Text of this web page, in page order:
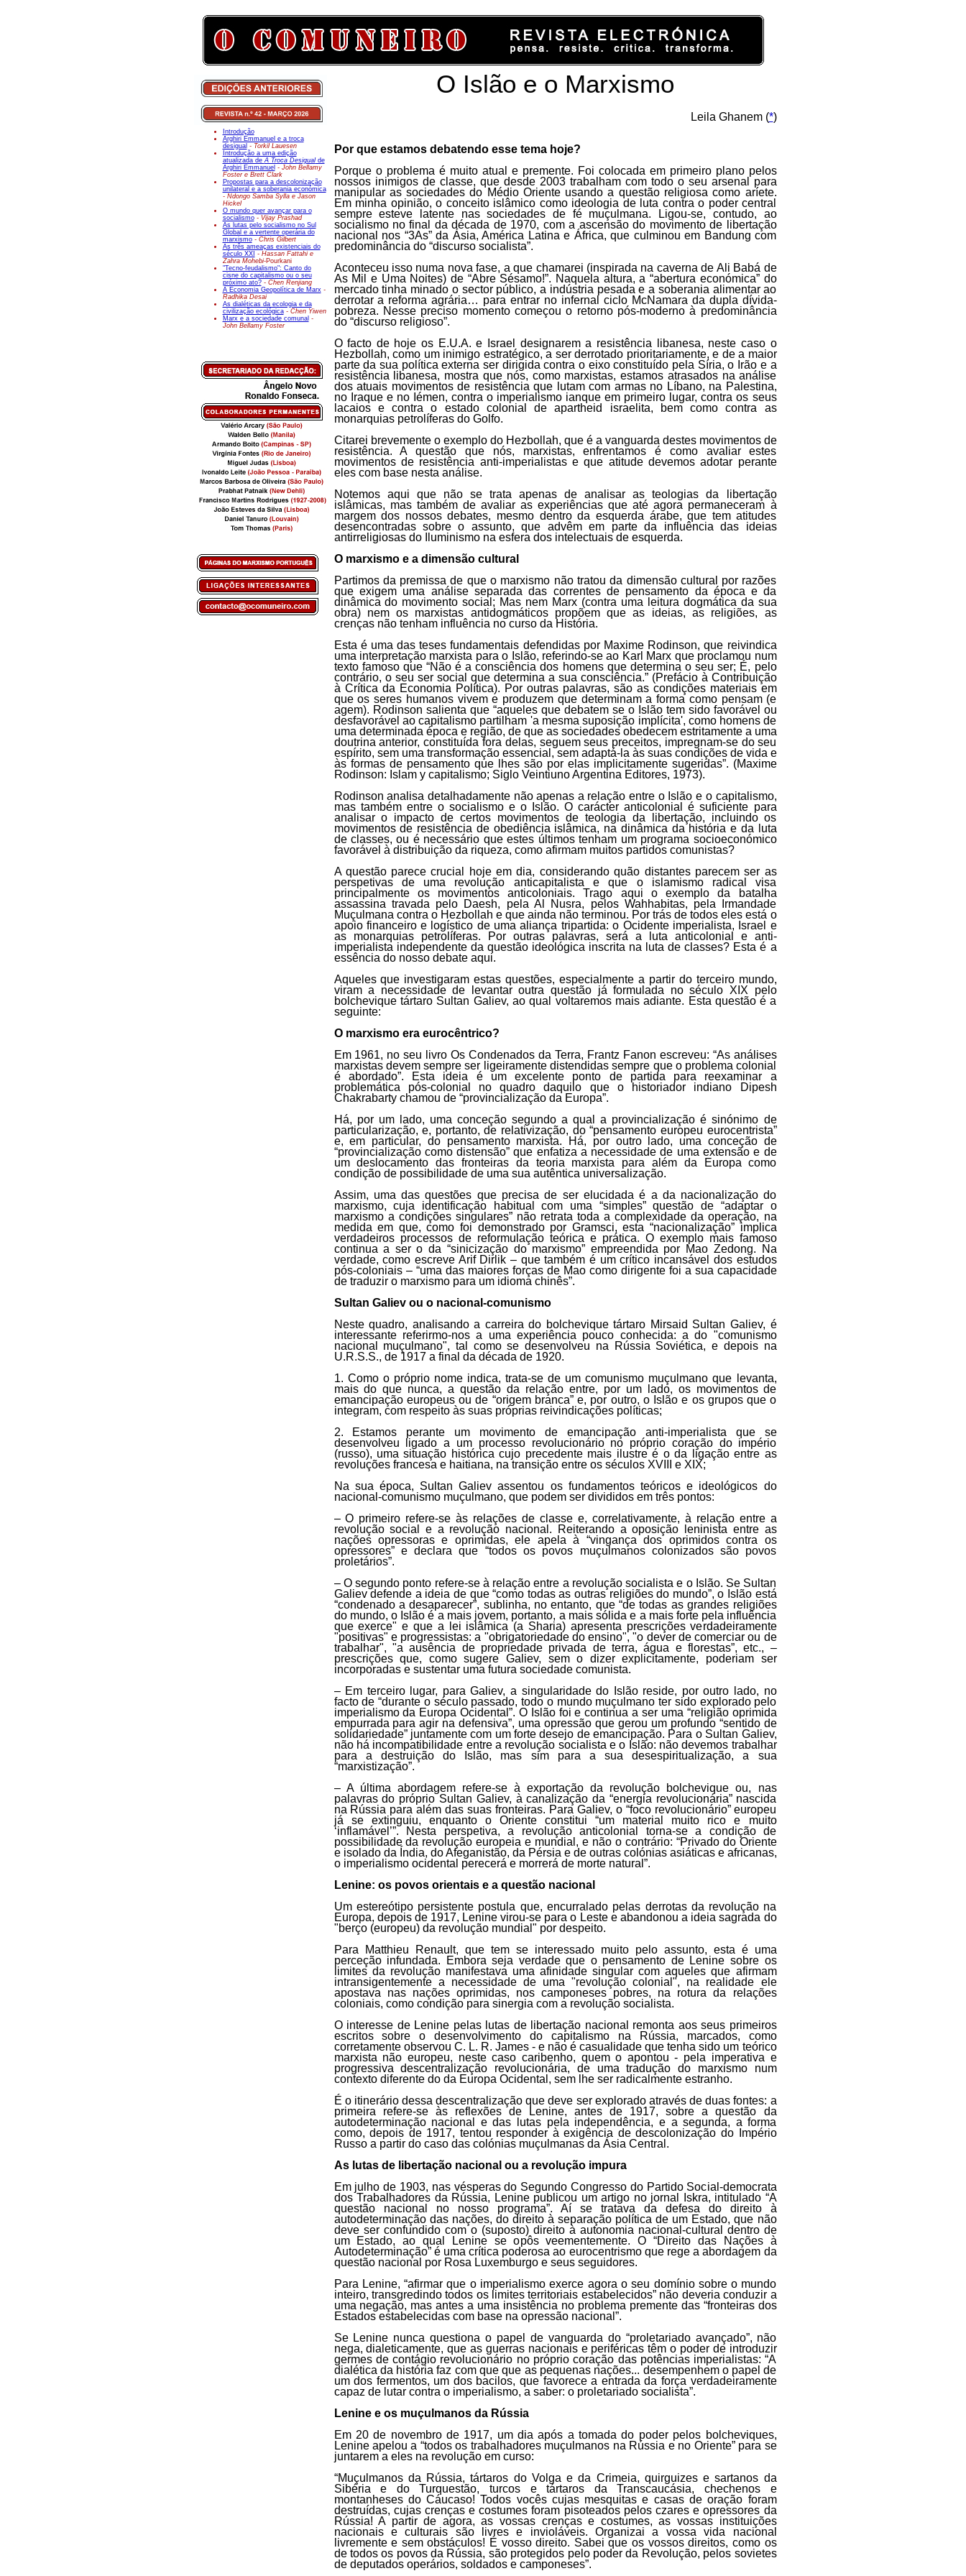
Introdução
Arghiri Emmanuel e a troca
desigual - Torkil Lauesen
Introdução a uma edição
atualizada deA Troca Desigualde
Arghiri Emmanuel - John Bellamy
Foster e Brett Clark
Propostas para a descolonização
unilateral e a soberania económica
- Ndongo Samba Sylla e Jason
Hickel
O mundo quer avançar para o
socialismo- Vijay Prashad
As lutas pelo socialismo no Sul
Global e a vertente operária do
marxismo- Chris Gilbert
As três ameaças existenciais do
século XXI - Hassan Fattahi e
Zahra Mohebi-Pourkani
"Tecno-feudalismo": Canto do
cisne do capitalismo ou o seu
próximo ato? - Chen Renjiang
A Economia Geopolítica de Marx-
Radhika Desai
As dialéticas da ecologia e da
civilização ecológica - Chen Yiwen
Marx e a sociedade comunal -
John Bellamy Foster
O Islão e o Marxismo
Leila Ghanem (*)
Por que estamos debatendo esse tema hoje?
Porque o problema é muito atual e premente. Foi colocada em primeiro plano pelos
nossos inimigos de classe, que desde 2003 trabalham com todo o seu arsenal para
manipular as sociedades do Médio Oriente usando a questão religiosa como aríete.
Em minha opinião, o conceito islâmico como ideologia de luta contra o poder central
sempre esteve latente nas sociedades de fé muçulmana. Ligou-se, contudo, ao
socialismo no final da década de 1970, com a ascensão do movimento de libertação
nacional nos “3As” da Ásia, América Latina e África, que culminou em Bandung com
predominância do “discurso socialista”.
Aconteceu isso numa nova fase, a que chamarei (inspirada na caverna de Ali Babá de
As Mil e Uma Noites) de “Abre Sésamo!”. Naquela altura, a “abertura económica” do
mercado tinha minado o sector público, a indústria pesada e a soberania alimentar ao
derrotar a reforma agrária… para entrar no infernal ciclo McNamara da dupla dívida-
pobreza. Nesse preciso momento começou o retorno pós-moderno à predominância
do “discurso religioso”.
O facto de hoje os E.U.A. e Israel designarem a resistência libanesa, neste caso o
Hezbollah, como um inimigo estratégico, a ser derrotado prioritariamente, e de a maior
parte da sua política externa ser dirigida contra o eixo constituído pela Síria, o Irão e a
resistência libanesa, mostra que nós, como marxistas, estamos atrasados na análise
dos atuais movimentos de resistência que lutam com armas no Líbano, na Palestina,
no Iraque e no Iémen, contra o imperialismo ianque em primeiro lugar, contra os seus
lacaios e contra o estado colonial de apartheid israelita, bem como contra as
monarquias petrolíferas do Golfo.
Citarei brevemente o exemplo do Hezbollah, que é a vanguarda destes movimentos de
resistência. A questão que nós, marxistas, enfrentamos é como avaliar estes
movimentos de resistência anti-imperialistas e que atitude devemos adotar perante
eles com base nesta análise.
Notemos aqui que não se trata apenas de analisar as teologias da libertação
islâmicas, mas também de avaliar as experiências que até agora permaneceram à
margem dos nossos debates, mesmo dentro da esquerda árabe, que tem atitudes
desencontradas sobre o assunto, que advêm em parte da influência das ideias
antirreligiosas do Iluminismo na esfera dos intelectuais de esquerda.
O marxismo e a dimensão cultural
Partimos da premissa de que o marxismo não tratou da dimensão cultural por razões
que exigem uma análise separada das correntes de pensamento da época e da
dinâmica do movimento social; Mas nem Marx (contra uma leitura dogmática da sua
obra) nem os marxistas antidogmáticos propõem que as ideias, as religiões, as
crenças não tenham influência no curso da História.
Esta é uma das teses fundamentais defendidas por Maxime Rodinson, que reivindica
uma interpretação marxista para o Islão, referindo-se ao Karl Marx que proclamou num
texto famoso que “Não é a consciência dos homens que determina o seu ser; É, pelo
contrário, o seu ser social que determina a sua consciência.” (Prefácio à Contribuição
à Crítica da Economia Política). Por outras palavras, são as condições materiais em
que os seres humanos vivem e produzem que determinam a forma como pensam (e
agem). Rodinson salienta que “aqueles que debatem se o Islão tem sido favorável ou
desfavorável ao capitalismo partilham 'a mesma suposição implícita', como homens de
uma determinada época e região, de que as sociedades obedecem estritamente a uma
doutrina anterior, constituída fora delas, seguem seus preceitos, impregnam-se do seu
espírito, sem uma transformação essencial, sem adaptá-la às suas condições de vida e
às formas de pensamento que lhes são por elas implicitamente sugeridas”. (Maxime
Rodinson: Islam y capitalismo; Siglo Veintiuno Argentina Editores, 1973).
Rodinson analisa detalhadamente não apenas a relação entre o Islão e o capitalismo,
mas também entre o socialismo e o Islão. O carácter anticolonial é suficiente para
analisar o impacto de certos movimentos de teologia da libertação, incluindo os
movimentos de resistência de obediência islâmica, na dinâmica da história e da luta
de classes, ou é necessário que estes últimos tenham um programa socioeconómico
favorável à distribuição da riqueza, como afirmam muitos partidos comunistas?
A questão parece crucial hoje em dia, considerando quão distantes parecem ser as
perspetivas de uma revolução anticapitalista e que o islamismo radical visa
principalmente os movimentos anticoloniais. Trago aqui o exemplo da batalha
assassina travada pelo Daesh, pela Al Nusra, pelos Wahhabitas, pela Irmandade
Muçulmana contra o Hezbollah e que ainda não terminou. Por trás de todos eles está o
apoio financeiro e logístico de uma aliança tripartida: o Ocidente imperialista, Israel e
as monarquias petrolíferas. Por outras palavras, será a luta anticolonial e anti-
imperialista independente da questão ideológica inscrita na luta de classes? Esta é a
essência do nosso debate aqui.
Aqueles que investigaram estas questões, especialmente a partir do terceiro mundo,
viram a necessidade de levantar outra questão já formulada no século XIX pelo
bolchevique tártaro Sultan Galiev, ao qual voltaremos mais adiante. Esta questão é a
seguinte:
O marxismo era eurocêntrico?
Em 1961, no seu livro Os Condenados da Terra, Frantz Fanon escreveu: “As análises
marxistas devem sempre ser ligeiramente distendidas sempre que o problema colonial
é abordado”. Esta ideia é um excelente ponto de partida para reexaminar a
problemática pós-colonial no quadro daquilo que o historiador indiano Dipesh
Chakrabarty chamou de “provincialização da Europa”.
Há, por um lado, uma conceção segundo a qual a provincialização é sinónimo de
particularização, e, portanto, de relativização, do “pensamento europeu eurocentrista”
e, em particular, do pensamento marxista. Há, por outro lado, uma conceção de
“provincialização como distensão” que enfatiza a necessidade de uma extensão e de
um deslocamento das fronteiras da teoria marxista para além da Europa como
condição de possibilidade de uma sua autêntica universalização.
Assim, uma das questões que precisa de ser elucidada é a da nacionalização do
marxismo, cuja identificação habitual com uma “simples” questão de “adaptar o
marxismo a condições singulares” não retrata toda a complexidade da operação, na
medida em que, como foi demonstrado por Gramsci, esta “nacionalização” implica
verdadeiros processos de reformulação teórica e prática. O exemplo mais famoso
continua a ser o da “sinicização do marxismo” empreendida por Mao Zedong. Na
verdade, como escreve Arif Dirlik – que também é um crítico incansável dos estudos
pós-coloniais – “uma das maiores forças de Mao como dirigente foi a sua capacidade
de traduzir o marxismo para um idioma chinês”.
Sultan Galiev ou o nacional-comunismo
Neste quadro, analisando a carreira do bolchevique tártaro Mirsaid Sultan Galiev, é
interessante referirmo-nos a uma experiência pouco conhecida: a do "comunismo
nacional muçulmano", tal como se desenvolveu na Rússia Soviética, e depois na
U.R.S.S., de 1917 a final da década de 1920.
1. Como o próprio nome indica, trata-se de um comunismo muçulmano que levanta,
mais do que nunca, a questão da relação entre, por um lado, os movimentos de
emancipação europeus ou de “origem branca” e, por outro, o Islão e os grupos que o
integram, com respeito às suas próprias reivindicações políticas;
2. Estamos perante um movimento de emancipação anti-imperialista que se
desenvolveu ligado a um processo revolucionário no próprio coração do império
(russo), uma situação histórica cujo precedente mais ilustre é o da ligação entre as
revoluções francesa e haitiana, na transição entre os séculos XVIII e XIX;
Na sua época, Sultan Galiev assentou os fundamentos teóricos e ideológicos do
nacional-comunismo muçulmano, que podem ser divididos em três pontos:
– O primeiro refere-se às relações de classe e, correlativamente, à relação entre a
revolução social e a revolução nacional. Reiterando a oposição leninista entre as
nações opressoras e oprimidas, ele apela à “vingança dos oprimidos contra os
opressores” e declara que “todos os povos muçulmanos colonizados são povos
proletários”.
– O segundo ponto refere-se à relação entre a revolução socialista e o Islão. Se Sultan
Galiev defende a ideia de que “como todas as outras religiões do mundo”, o Islão está
“condenado a desaparecer”, sublinha, no entanto, que “de todas as grandes religiões
do mundo, o Islão é a mais jovem, portanto, a mais sólida e a mais forte pela influência
que exerce" e que a lei islâmica (a Sharia) apresenta prescrições verdadeiramente
"positivas" e progressistas: a "obrigatoriedade do ensino", "o dever de comerciar ou de
trabalhar", "a ausência de propriedade privada de terra, água e florestas”, etc., –
prescrições que, como sugere Galiev, sem o dizer explicitamente, poderiam ser
incorporadas e sustentar uma futura sociedade comunista.
– Em terceiro lugar, para Galiev, a singularidade do Islão reside, por outro lado, no
facto de “durante o século passado, todo o mundo muçulmano ter sido explorado pelo
imperialismo da Europa Ocidental”. O Islão foi e continua a ser uma “religião oprimida
empurrada para agir na defensiva”, uma opressão que gerou um profundo “sentido de
solidariedade” juntamente com um forte desejo de emancipação. Para o Sultan Galiev,
não há incompatibilidade entre a revolução socialista e o Islão: não devemos trabalhar
para a destruição do Islão, mas sim para a sua desespiritualização, a sua
“marxistização”.
– A última abordagem refere-se à exportação da revolução bolchevique ou, nas
palavras do próprio Sultan Galiev, à canalização da “energia revolucionária” nascida
na Rússia para além das suas fronteiras. Para Galiev, o “foco revolucionário” europeu
já se extinguiu, enquanto o Oriente constitui “um material muito rico e muito
‘inflamável’”. Nesta perspetiva, a revolução anticolonial torna-se a condição de
possibilidade da revolução europeia e mundial, e não o contrário: “Privado do Oriente
e isolado da Índia, do Afeganistão, da Pérsia e de outras colónias asiáticas e africanas,
o imperialismo ocidental perecerá e morrerá de morte natural”.
Lenine: os povos orientais e a questão nacional
Um estereótipo persistente postula que, encurralado pelas derrotas da revolução na
Europa, depois de 1917, Lenine virou-se para o Leste e abandonou a ideia sagrada do
"berço (europeu) da revolução mundial" por despeito.
Para Matthieu Renault, que tem se interessado muito pelo assunto, esta é uma
perceção infundada. Embora seja verdade que o pensamento de Lenine sobre os
limites da revolução manifestava uma afinidade singular com aqueles que afirmam
intransigentemente a necessidade de uma "revolução colonial", na realidade ele
apostava nas nações oprimidas, nos camponeses pobres, na rotura da relações
coloniais, como condição para sinergia com a revolução socialista.
O interesse de Lenine pelas lutas de libertação nacional remonta aos seus primeiros
escritos sobre o desenvolvimento do capitalismo na Rússia, marcados, como
corretamente observou C. L. R. James - e não é casualidade que tenha sido um teórico
marxista não europeu, neste caso caribenho, quem o apontou - pela imperativa e
progressiva descentralização revolucionária, de uma tradução do marxismo num
contexto diferente do da Europa Ocidental, sem lhe ser radicalmente estranho.
É o itinerário dessa descentralização que deve ser explorado através de duas fontes: a
primeira refere-se às reflexões de Lenine, antes de 1917, sobre a questão da
autodeterminação nacional e das lutas pela independência, e a segunda, a forma
como, depois de 1917, tentou responder à exigência de descolonização do Império
Russo a partir do caso das colónias muçulmanas da Ásia Central.
As lutas de libertação nacional ou a revolução impura
Em julho de 1903, nas vésperas do Segundo Congresso do Partido Social-democrata
dos Trabalhadores da Rússia, Lenine publicou um artigo no jornal Iskra, intitulado “A
questão nacional no nosso programa”. Aí se tratava da defesa do direito à
autodeterminação das nações, do direito à separação política de um Estado, que não
deve ser confundido com o (suposto) direito à autonomia nacional-cultural dentro de
um Estado, ao qual Lenine se opôs veementemente. O “Direito das Nações à
Autodeterminação” é uma crítica poderosa ao eurocentrismo que rege a abordagem da
questão nacional por Rosa Luxemburgo e seus seguidores.
Para Lenine, “afirmar que o imperialismo exerce agora o seu domínio sobre o mundo
inteiro, transgredindo todos os limites territoriais estabelecidos” não deveria conduzir a
uma negação, mas antes a uma insistência no problema premente das “fronteiras dos
Estados estabelecidas com base na opressão nacional”.
Se Lenine nunca questiona o papel de vanguarda do “proletariado avançado”, não
nega, dialeticamente, que as guerras nacionais e periféricas têm o poder de introduzir
germes de contágio revolucionário no próprio coração das potências imperialistas: “A
dialética da história faz com que que as pequenas nações... desempenhem o papel de
um dos fermentos, um dos bacilos, que favorece a entrada da força verdadeiramente
capaz de lutar contra o imperialismo, a saber: o proletariado socialista”.
Lenine e os muçulmanos da Rússia
Em 20 de novembro de 1917, um dia após a tomada do poder pelos bolcheviques,
Lenine apelou a “todos os trabalhadores muçulmanos na Rússia e no Oriente” para se
juntarem a eles na revolução em curso:
“Muçulmanos da Rússia, tártaros do Volga e da Crimeia, quirguizes e sartanos da
Sibéria e do Turquestão, turcos e tártaros da Transcaucásia, chechenos e
montanheses do Cáucaso! Todos vocês cujas mesquitas e casas de oração foram
destruídas, cujas crenças e costumes foram pisoteados pelos czares e opressores da
Rússia! A partir de agora, as vossas crenças e costumes, as vossas instituições
nacionais e culturais são livres e invioláveis. Organizai a vossa vida nacional
livremente e sem obstáculos! É vosso direito. Sabei que os vossos direitos, como os
de todos os povos da Rússia, são protegidos pelo poder da Revolução, pelos sovietes
de deputados operários, soldados e camponeses”.